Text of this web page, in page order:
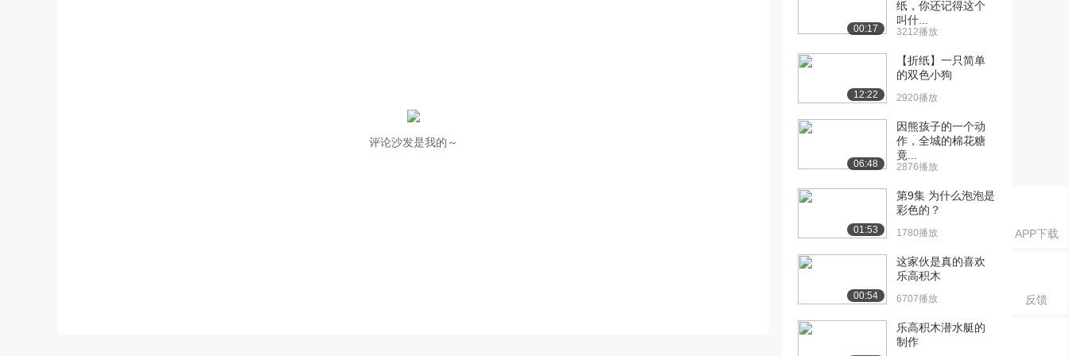
APP下载
反馈
评论沙发是我的～
00:17
纸，你还记得这个
叫什...
3212播放
12:22
【折纸】一只简单
的双色小狗
2920播放
06:48
因熊孩子的一个动
作，全城的棉花糖
竟...
2876播放
01:53
第9集 为什么泡泡是
彩色的？
1780播放
00:54
这家伙是真的喜欢
乐高积木
6707播放
乐高积木潜水艇的
制作